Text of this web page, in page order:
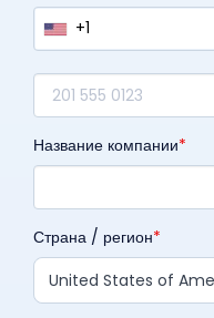
+1
Название компании
Страна / регион
United States of